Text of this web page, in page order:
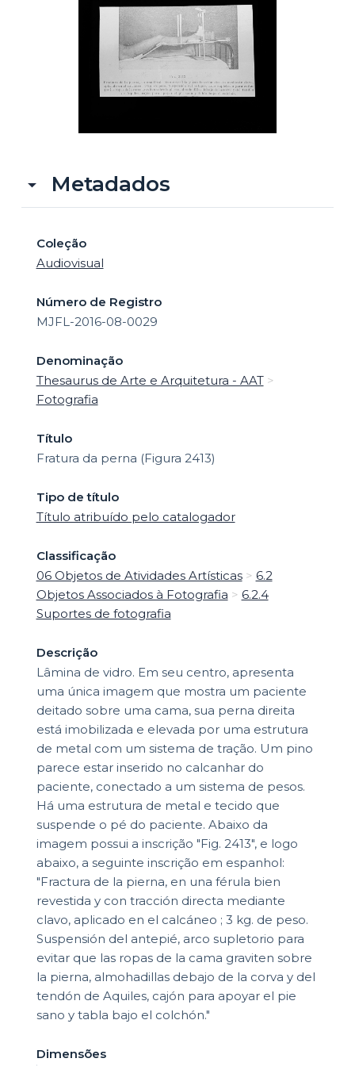
Metadados
Coleção
Audiovisual
Número de Registro
MJFL-2016-08-0029
Denominação
Thesaurus de Arte e Arquitetura - AAT>
Fotografia
Título
Fratura da perna (Figura 2413)
Tipo de título
Título atribuído pelo catalogador
Classificação
06 Objetos de Atividades Artísticas> 6.2
Objetos Associados à Fotografia > 6.2.4
Suportes de fotografia
Descrição
Lâmina de vidro. Em seu centro, apresenta
uma única imagem que mostra um paciente
deitado sobre uma cama, sua perna direita
está imobilizada e elevada por uma estrutura
de metal com um sistema de tração. Um pino
parece estar inserido no calcanhar do
paciente, conectado a um sistema de pesos.
Há uma estrutura de metal e tecido que
suspende o pé do paciente. Abaixo da
imagem possui a inscrição "Fig. 2413", e logo
abaixo, a seguinte inscrição em espanhol:
"Fractura de la pierna, en una férula bien
revestida y con tracción directa mediante
clavo, aplicado en el calcáneo ; 3 kg. de peso.
Suspensión del antepié, arco supletorio para
evitar que las ropas de la cama graviten sobre
la pierna, almohadillas debajo de la corva y del
tendón de Aquiles, cajón para apoyar el pie
sano y tabla bajo el colchón."
Dimensões